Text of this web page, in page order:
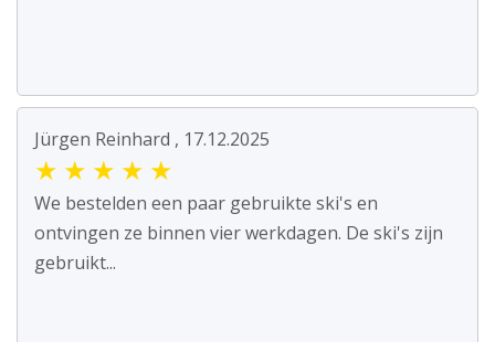
Jürgen Reinhard , 17.12.2025
★ ★ ★ ★ ★
We bestelden een paar gebruikte ski's en
ontvingen ze binnen vier werkdagen. De ski's zijn
gebruikt...